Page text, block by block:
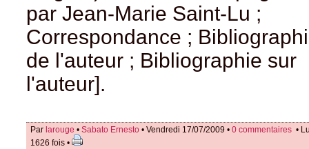
par Jean-Marie Saint-Lu ;
Correspondance ;
de l'auteur ; Bibliographie sur
l'auteur].
Par larouge • Sabato Ernesto • Vendredi 17/07/2009 • 0 commentaires •
1626 fois •